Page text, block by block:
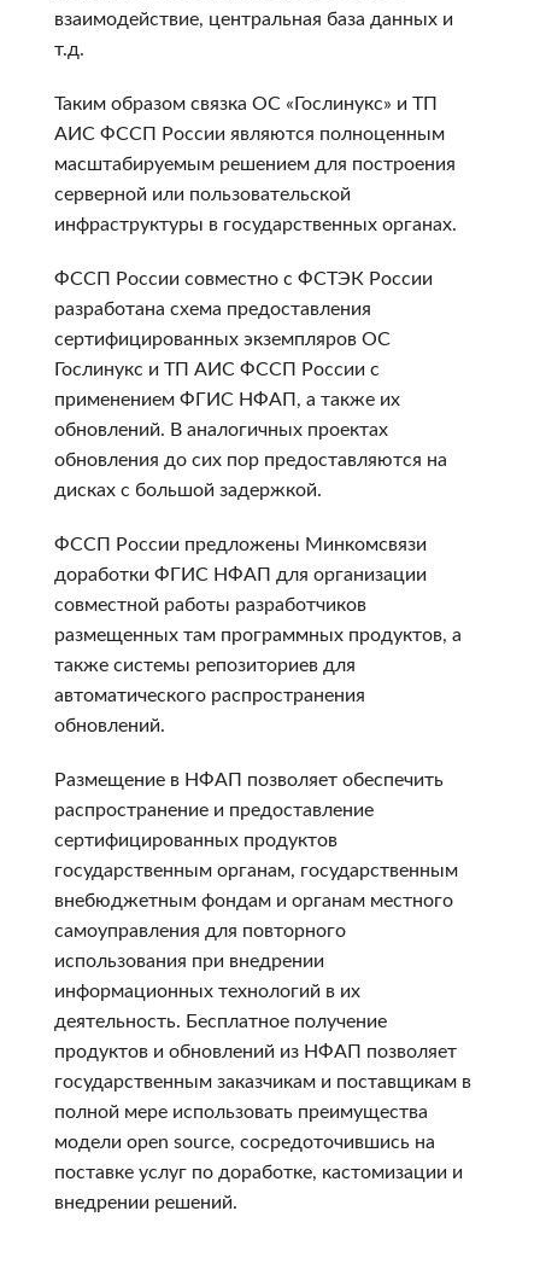
взаимодействие, центральная база данных и
т.д.
Таким образом связка ОС «Гослинукс» и ТП
АИС ФССП России являются полноценным
масштабируемым решением для построения
серверной или пользовательской
инфраструктуры в государственных органах.
ФССП России совместно с ФСТЭК России
разработана схема предоставления
сертифицированных экземпляров ОС
Гослинукс и ТП АИС ФССП России с
применением ФГИС НФАП, а также их
обновлений. В аналогичных проектах
обновления до сих пор предоставляются на
дисках с большой задержкой.
ФССП России предложены Минкомсвязи
доработки ФГИС НФАП для организации
совместной работы разработчиков
размещенных там программных продуктов, а
также системы репозиториев для
автоматического распространения
обновлений.
Размещение в НФАП позволяет обеспечить
распространение и предоставление
сертифицированных продуктов
государственным органам, государственным
внебюджетным фондам и органам местного
самоуправления для повторного
использования при внедрении
информационных технологий в их
деятельность. Бесплатное получение
продуктов и обновлений из НФАП позволяет
государственным заказчикам и поставщикам в
полной мере использовать преимущества
модели open source, сосредоточившись на
поставке услуг по доработке, кастомизации и
внедрении решений.